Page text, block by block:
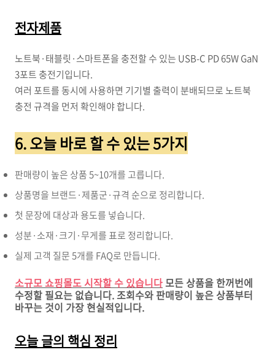
전자제품
노트북·태블릿·스마트폰을 충전할 수 있는 USB-C PD 65W GaN
3포트 충전기입니다.
여러 포트를 동시에 사용하면 기기별 출력이 분배되므로 노트북
충전 규격을 먼저 확인해야 합니다.
6. 오늘 바로 할 수 있는 5가지
판매량이 높은 상품 5~10개를 고릅니다.
상품명을 브랜드·제품군·규격 순으로 정리합니다.
첫 문장에 대상과 용도를 넣습니다.
성분·소재·크기·무게를 표로 정리합니다.
실제 고객 질문 5개를 FAQ로 만듭니다.
소규모 쇼핑몰도 시작할 수 있습니다 모든 상품을 한꺼번에
수정할 필요는 없습니다. 조회수와 판매량이 높은 상품부터
바꾸는 것이 가장 현실적입니다.
오늘 글의 핵심 정리